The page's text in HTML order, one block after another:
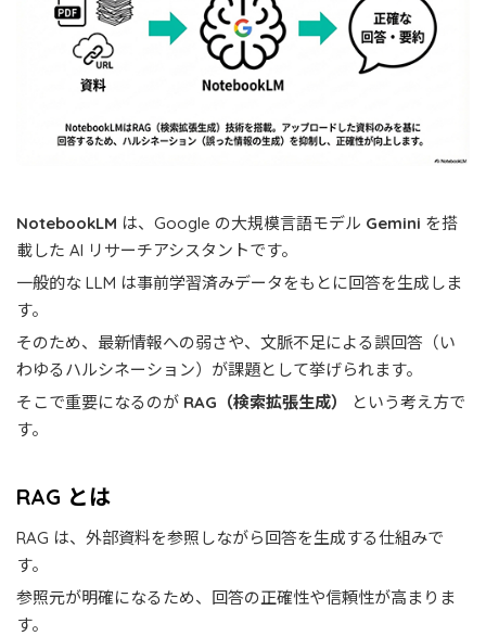
NotebookLM は、Google の大規模言語モデル Gemini を搭
載した AI リサーチアシスタントです。
一般的な LLM は事前学習済みデータをもとに回答を生成しま
す。
そのため、最新情報への弱さや、文脈不足による誤回答（い
わゆるハルシネーション）が課題として挙げられます。
そこで重要になるのが RAG（検索拡張生成）
という考え方で
す。
RAG とは
RAG は、外部資料を参照しながら回答を生成する仕組みで
す。
参照元が明確になるため、回答の正確性や信頼性が高まりま
す。